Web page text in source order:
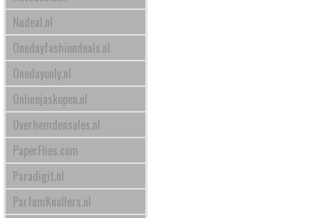
Nudeal.nl
Onedayfashiondeals.nl
Onedayonly.nl
Onlinejaskopen.nl
Overhemdensales.nl
PaperFlies.com
Paradigit.nl
ParfumKnallers.nl